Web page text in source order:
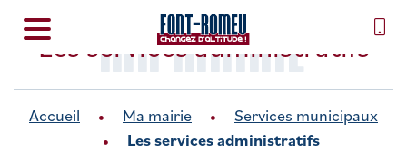
MA MAIRIE
Les services administratifs
Accueil Ma mairie
Services municipaux
Les services administratifs